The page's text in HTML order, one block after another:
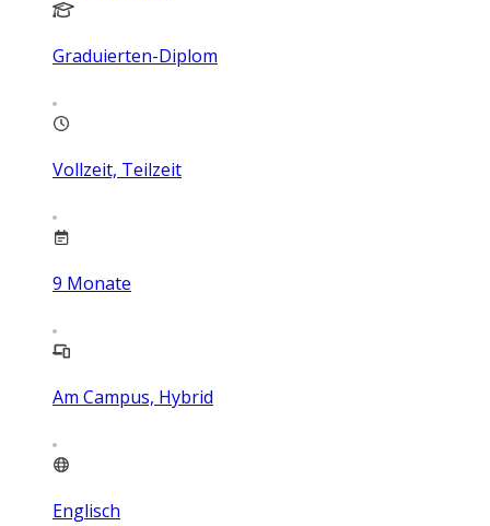
Graduierten-Diplom
Vollzeit, Teilzeit
9 Monate
Am Campus, Hybrid
Englisch